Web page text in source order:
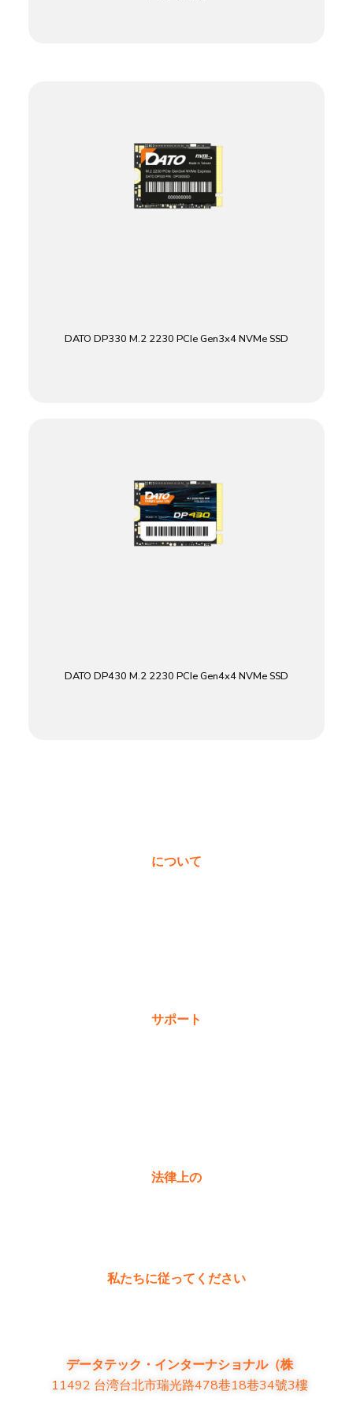
DATO DP330 M.2 2230 PCIe Gen3x4 NVMe SSD
DATO DP430 M.2 2230 PCIe Gen4x4 NVMe SSD
について
サポート
法律上の
私たちに従ってください
データテック・インターナショナル（株
11492 台湾台北市瑞光路478巷18巷34號3樓